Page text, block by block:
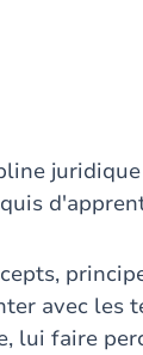
avec les
lui faire